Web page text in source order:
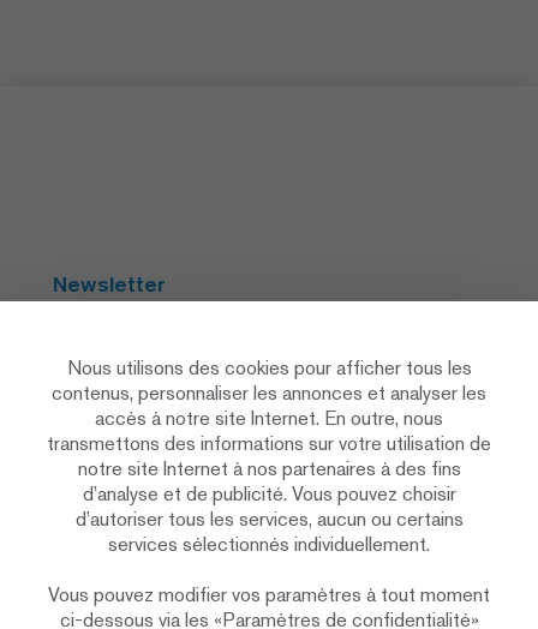
Newsletter
Social Media
Déclaration de protection des données
Nous utilisons des cookies pour afficher tous les
contenus, personnaliser les annonces et analyser les
accès à notre site Internet. En outre, nous
transmettons des informations sur votre utilisation de
notre site Internet à nos partenaires à des fins
d’analyse et de publicité. Vous pouvez choisir
d’autoriser tous les services, aucun ou certains
services sélectionnés individuellement.
Vous pouvez modifier vos paramètres à tout moment
ci-dessous via les «Paramètres de confidentialité»